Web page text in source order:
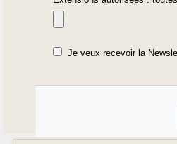
Je veux recevoir la